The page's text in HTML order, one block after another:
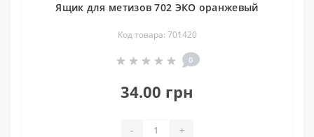
Ящик для метизов 702 ЭКО оранжевый
Код товара: 701420
0
34.00 грн
- +